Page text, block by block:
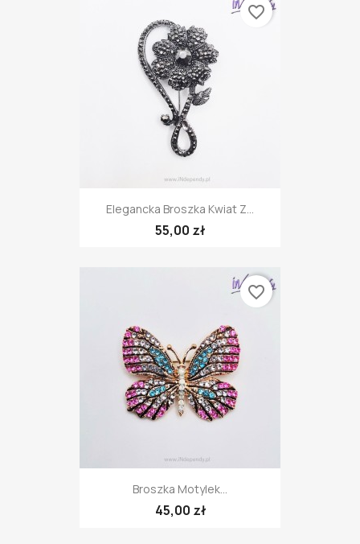
Elegancka Broszka Kwiat Z...
55,00 zł
favorite_border
Broszka Motylek...
45,00 zł
favorite_border